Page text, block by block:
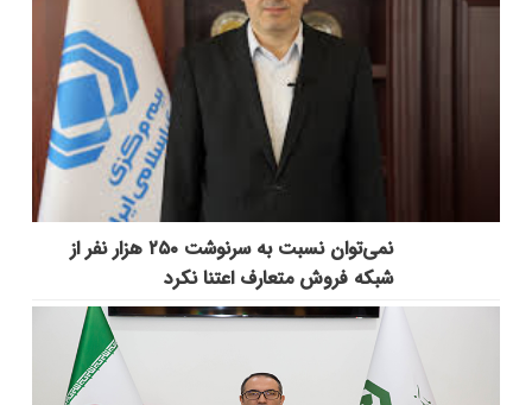
نمی‌توان نسبت به سرنوشت ۲۵۰ هزار نفر از
شبکه فروش متعارف اعتنا نکرد